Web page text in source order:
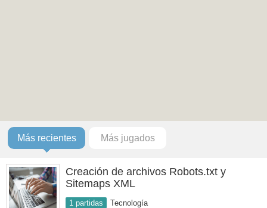
Más recientes Más jugados
Creación de archivos Robots.txt y
Sitemaps XML
1 partidas Tecnología